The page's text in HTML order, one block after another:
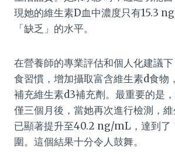
現她的維生素D血中濃度只有15.3
「缺乏」的水平。
在營養師的專業評估和個人化建議
食習慣，增加攝取富含維生素d食物
補充維生素d3補充劑。最重要的是
僅三個月後，當她再次進行檢測，
已顯著提升至40.2 ng/mL，達到了
圍。這個結果十分令人鼓舞。